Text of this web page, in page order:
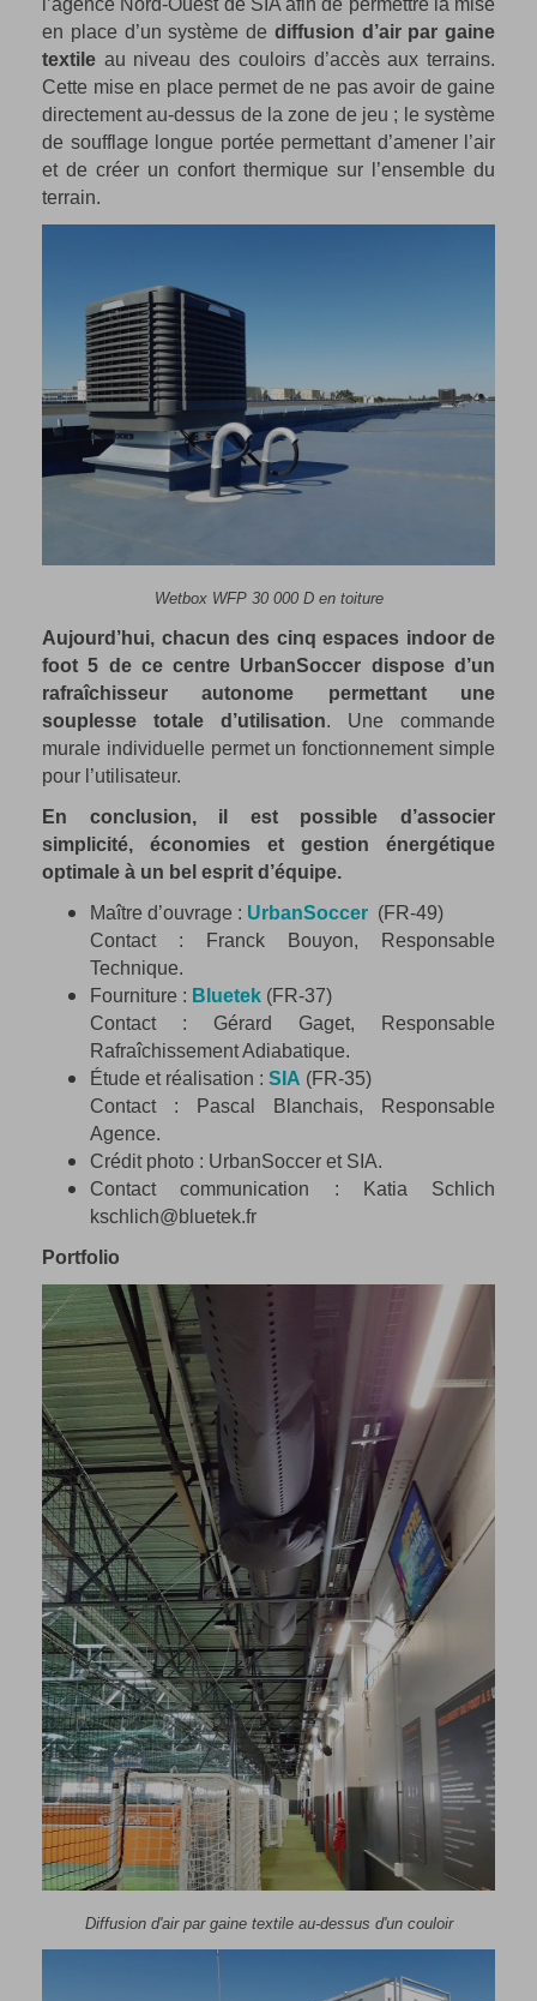
en place d’un système de diffusion d’air par gaine
textile au niveau des couloirs d’accès aux terrains.
Cette mise en place permet de ne pas avoir de gaine
directement au-dessus de la zone de jeu ; le système
de soufflage longue portée permettant d’amener l’air
et de créer un confort thermique sur l’ensemble du
terrain.
Wetbox WFP 30 000 D en toiture
Aujourd’hui, chacun des cinq espaces indoor de
foot 5 de ce centre UrbanSoccer dispose d’un
rafraîchisseur autonome permettant une
souplesse totale d’utilisation. Une commande
murale individuelle permet un fonctionnement simple
pour l’utilisateur.
En conclusion, il est possible d’associer
simplicité, économies et gestion énergétique
optimale à un bel esprit d’équipe.
Maître d’ouvrage : UrbanSoccer (FR-49)
Contact : Franck Bouyon, Responsable
Technique.
Fourniture : Bluetek (FR-37)
Contact : Gérard Gaget, Responsable
Rafraîchissement Adiabatique.
Étude et réalisation : SIA (FR-35)
Contact : Pascal Blanchais, Responsable
Agence.
Crédit photo : UrbanSoccer et SIA.
Contact communication : Katia Schlich
kschlich@bluetek.fr
Portfolio
Diffusion d'air par gaine textile au-dessus d'un couloir